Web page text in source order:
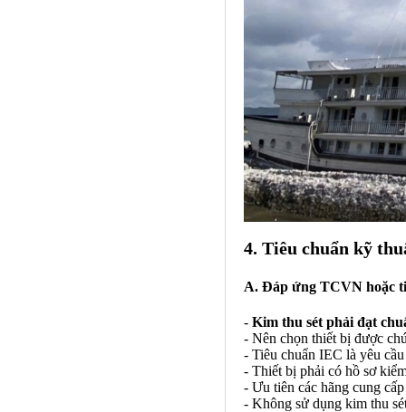
4. Tiêu chuẩn kỹ
A. Đáp ứng TCVN hoặc
- Kim thu sét phải đạt
- Nên chọn thiết bị được
- Tiêu chuẩn IEC là yêu
- Thiết bị phải có hồ sơ
- Ưu tiên các hãng cung
- Không sử dụng kim thu